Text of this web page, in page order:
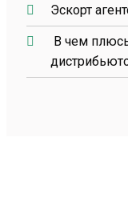
Эскорт
В чем